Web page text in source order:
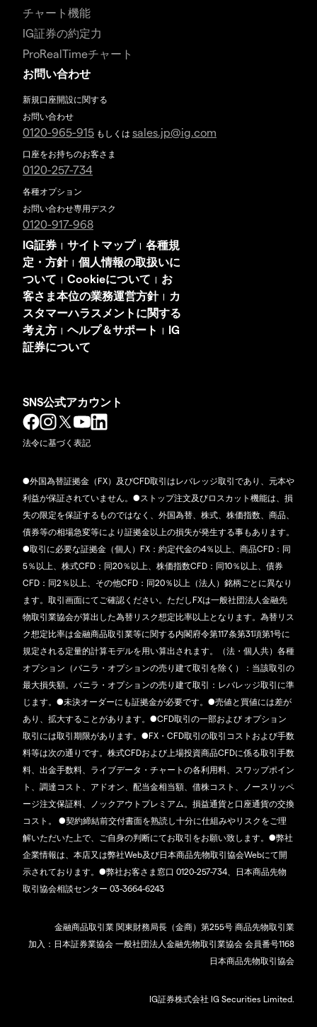
チャート機能
IG証券の約定力
ProRealTimeチャート
お問い合わせ
新規口座開設に関する
お問い合わせ
0120-965-915 もしくは sales.jp@ig.com
口座をお持ちのお客さま
0120-257-734
各種オプション
お問い合わせ専用デスク
0120-917-968
IG証券 | サイトマップ | 各種規
定・方針| 個人情報の取扱いに
ついて | Cookieについて | お
客さま本位の業務運営方針|
カ
スタマーハラスメントに関する
考え方 | ヘルプ＆サポート | IG
証券について
SNS公式アカウント
法令に基づく表記
●外国為替証拠金（FX）及びCFD取引はレバレッジ取引であり、元本や
利益が保証されていません。●ストップ注文及びロスカット機能は、損
失の限定を保証するものではなく、外国為替、株式、株価指数、商品、
債券等の相場急変等により証拠金以上の損失が発生する事もあります。
●取引に必要な証拠金（個人）FX：約定代金の4％以上、商品CFD：同
5％以上、株式CFD：同20％以上、株価指数CFD：同10％以上、債券
CFD：同2％以上、その他CFD：同20％以上（法人）銘柄ごとに異なり
ます。取引画面にてご確認ください。ただしFXは一般社団法人金融先
物取引業協会が算出した為替リスク想定比率以上となります。為替リス
ク想定比率は金融商品取引業等に関する内閣府令第117条第31項第1号に
規定される定量的計算モデルを用い算出されます。（法・個人共）各種
オプション（バニラ・オプションの売り建て取引を除く）：当該取引の
最大損失額。バニラ・オプションの売り建て取引：レバレッジ取引に準
じます。●未決オーダーにも証拠金が必要です。●売値と買値には差が
あり、拡大することがあります。●CFD取引の一部および オプション
取引には取引期限があります。●FX・CFD取引の取引コストおよび手数
料等は次の通りです。株式CFDおよび上場投資商品CFDに係る取引手数
料、出金手数料、ライブデータ・チャートの各利用料、スワップポイン
ト、調達コスト、アドオン、配当金相当額、借株コスト、ノースリッペ
ージ注文保証料、ノックアウトプレミアム。損益通貨と口座通貨の交換
コスト。 ●契約締結前交付書面を熟読し十分に仕組みやリスクをご理
解いただいた上で、ご自身の判断にてお取引をお願い致します。●弊社
企業情報は、本店又は弊社Web及び日本商品先物取引協会Webにて開
示されております。●弊社お客さま窓口 0120-257-734、日本商品先物
取引協会相談センター 03-3664-6243
金融商品取引業 関東財務局長（金商）第255号 商品先物取引業
加入：日本証券業協会 一般社団法人金融先物取引業協会 会員番号1168
日本商品先物取引協会
IG証券株式会社 IG Securities Limited.